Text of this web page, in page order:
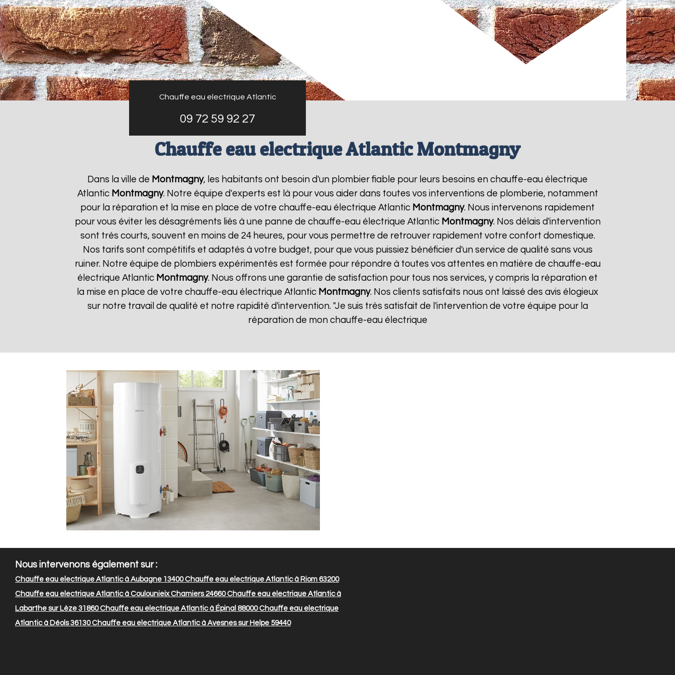
Chauffe eau electrique Atlantic
09 72 59 92 27
Chauffe eau electrique Atlantic Montmagny
Dans la ville de Montmagny, les habitants ont besoin d'un plombier fiable pour leurs besoins en chauffe-eau électrique
Atlantic Montmagny. Notre équipe d'experts est là pour vous aider dans toutes vos interventions de plomberie, notamment
pour la réparation et la mise en place de votre chauffe-eau électrique Atlantic Montmagny. Nous intervenons rapidement
pour vous éviter les désagréments liés à une panne de chauffe-eau électrique Atlantic Montmagny. Nos délais d'intervention
sont très courts, souvent en moins de 24 heures, pour vous permettre de retrouver rapidement votre confort domestique.
Nos tarifs sont compétitifs et adaptés à votre budget, pour que vous puissiez bénéficier d'un service de qualité sans vous
ruiner. Notre équipe de plombiers expérimentés est formée pour répondre à toutes vos attentes en matière de chauffe-eau
électrique Atlantic Montmagny. Nous offrons une garantie de satisfaction pour tous nos services, y compris la réparation et
la mise en place de votre chauffe-eau électrique Atlantic Montmagny. Nos clients satisfaits nous ont laissé des avis élogieux
sur notre travail de qualité et notre rapidité d'intervention. "Je suis très satisfait de l'intervention de votre équipe pour la
réparation de mon chauffe-eau électrique
Nous intervenons également sur :
Chauffe eau electrique Atlantic à Aubagne 13400Chauffe eau electrique Atlantic à Riom 63200
Chauffe eau electrique Atlantic à Coulounieix Chamiers 24660Chauffe eau electrique Atlantic à
Labarthe sur Lèze 31860Chauffe eau electrique Atlantic à Épinal 88000Chauffe eau electrique
Atlantic à Déols 36130Chauffe eau electrique Atlantic à Avesnes sur Helpe 59440